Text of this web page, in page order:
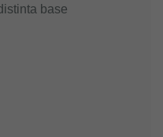
base